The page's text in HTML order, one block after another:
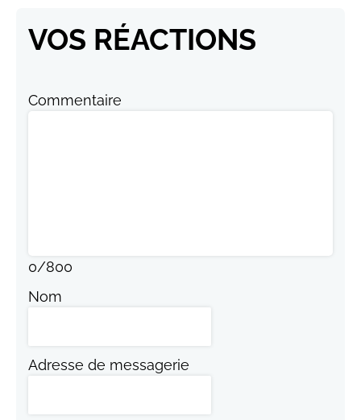
VOS RÉACTIONS
Commentaire
0/800
Nom
Adresse de messagerie